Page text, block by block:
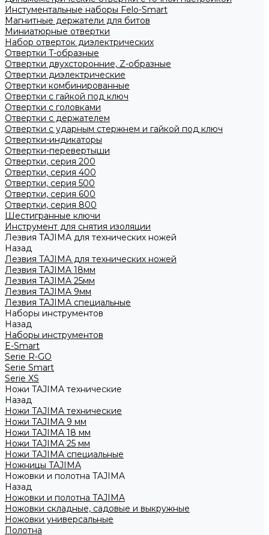
Инстументальные наборы Felo-Smart
Магнитные держатели для битов
Миниатюрные отвертки
Набор отверток диэлектрических
Отвертки T-образные
Отвертки двухсторонние, Z-образные
Отвертки диэлектрические
Отвертки комбинированные
Отвертки с гайкой под ключ
Отвертки с головками
Отвертки с держателем
Отвертки с ударным стержнем и гайкой под ключ
Отвертки-индикаторы
Отвертки-перевертыши
Отвертки, серия 200
Отвертки, серия 400
Отвертки, серия 500
Отвертки, серия 600
Отвертки, серия 800
Шестигранные ключи
Инструмент для снятия изоляции
Лезвия TAJIMA для технических ножей
Назад
Лезвия TAJIMA для технических ножей
Лезвия TAJIMA 18мм
Лезвия TAJIMA 25мм
Лезвия TAJIMA 9мм
Лезвия TAJIMA специальные
Наборы инструментов
Назад
Наборы инструментов
E-Smart
Serie R-GO
Serie Smart
Serie XS
Ножи TAJIMA технические
Назад
Ножи TAJIMA технические
Ножи TAJIMA 9 мм
Ножи TAJIMA 18 мм
Ножи TAJIMA 25 мм
Ножи TAJIMA специальные
Ножницы TAJIMA
Ножовки и полотна TAJIMA
Назад
Ножовки и полотна TAJIMA
Ножовки складные, садовые и выкружные
Ножовки универсальные
Полотна